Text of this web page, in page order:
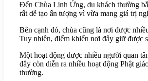
Đến Chùa Linh Ứng, du khách thường
rất dễ tạo ấn tượng vì vừa mang giá trị
Bên cạnh đó, chùa cũng là nơi được
Tuy nhiên, điểm khiến nơi đây giữ được
Một hoạt động được nhiều người quan
đây còn diễn ra nhiều hoạt động Phật
thường.